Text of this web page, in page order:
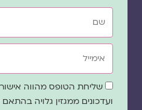
שם
אימייל
שדהשליחת הטופס מהווה אישור
ועדכונים ממגזין גלויה